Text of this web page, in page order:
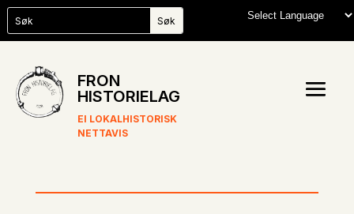
FRON
HISTORIELAG
EI LOKALHISTORISK
NETTAVIS